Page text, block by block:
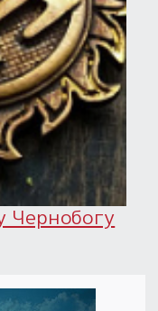
Чернобогу